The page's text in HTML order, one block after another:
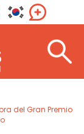
del Gran Premio